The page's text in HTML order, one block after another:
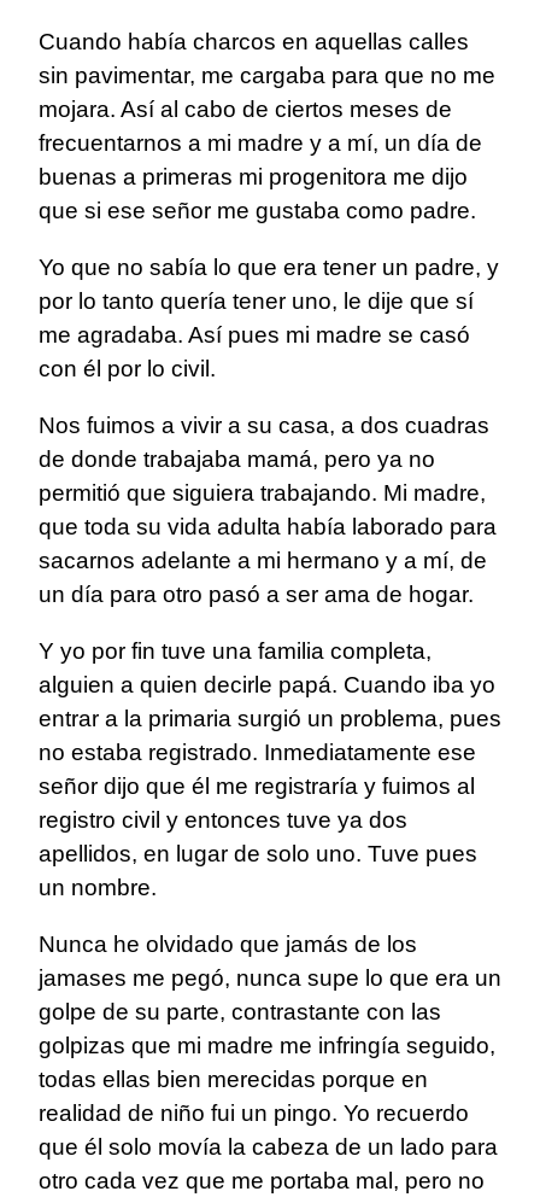
Cuando había charcos en aquellas calles
sin pavimentar, me cargaba para que no me
mojara. Así al cabo de ciertos meses de
frecuentarnos a mi madre y a mí, un día de
buenas a primeras mi progenitora me dijo
que si ese señor me gustaba como padre.
Yo que no sabía lo que era tener un padre, y
por lo tanto quería tener uno, le dije que sí
me agradaba. Así pues mi madre se casó
con él por lo civil.
Nos fuimos a vivir a su casa, a dos cuadras
de donde trabajaba mamá, pero ya no
permitió que siguiera trabajando. Mi madre,
que toda su vida adulta había laborado para
sacarnos adelante a mi hermano y a mí, de
un día para otro pasó a ser ama de hogar.
Y yo por fin tuve una familia completa,
alguien a quien decirle papá. Cuando iba yo
entrar a la primaria surgió un problema, pues
no estaba registrado. Inmediatamente ese
señor dijo que él me registraría y fuimos al
registro civil y entonces tuve ya dos
apellidos, en lugar de solo uno. Tuve pues
un nombre.
Nunca he olvidado que jamás de los
jamases me pegó, nunca supe lo que era un
golpe de su parte, contrastante con las
golpizas que mi madre me infringía seguido,
todas ellas bien merecidas porque en
realidad de niño fui un pingo. Yo recuerdo
que él solo movía la cabeza de un lado para
otro cada vez que me portaba mal, pero no